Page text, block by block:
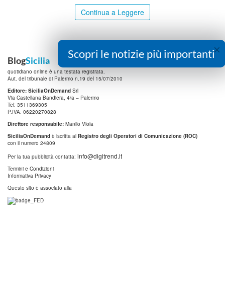
Continua a Leggere
BlogSicilia
quotidiano online è una testata registrata.
Aut. del tribunale di Palermo n.19 del 15/07/2010
Editore: SiciliaOnDemand Srl
Via Castellana Bandiera, 4/a – Palermo
Tel: 3511369305
P.IVA: 06220270828
Direttore responsabile: Manlio Viola
SiciliaOnDemand è iscritta al Registro degli Operatori di Comunicazione (ROC)
con il numero 24809
Per la tua pubblicità contatta: info@digitrend.it
Termini e Condizioni
Informativa Privacy
Questo sito è associato alla
×
Scopri le notizie più importanti